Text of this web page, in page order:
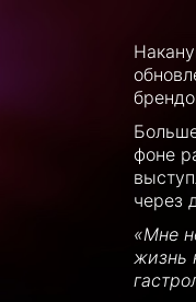
фоне
через
«Мне
жизнь